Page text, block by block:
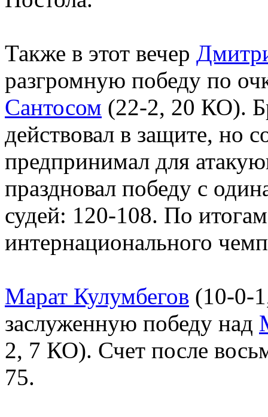
Также в этот вечер
разгромную победу по
Сантосом (22-2, 20 КО).
действовал в защите, но
предпринимал для
праздновал победу с
судей: 120-108. По
интернационального
Марат Кулумбегов (10-0-
заслуженную победу над
2, 7 КО). Счет после
75.